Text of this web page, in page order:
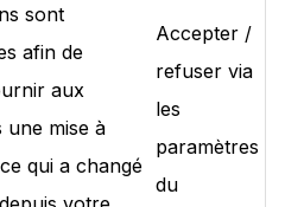
sont
afin de
aux
une mise à
qui a changé
Accepter /
refuser via
les
paramètres
du